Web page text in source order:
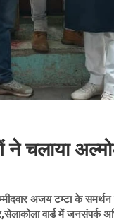
ने चलाया
अजय टम्टा के समर्थन
वार्ड में जनसंपर्क